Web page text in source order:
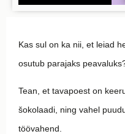
Kas sul on ka nii, et leiad
osutub parajaks
Tean, et tavapoest on
šokolaadi, ning vahel
töövahend.